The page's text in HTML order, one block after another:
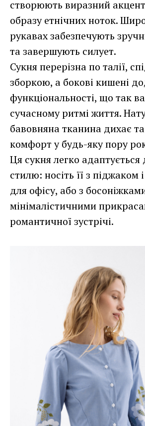
створюють виразний
образу етнічних ноток.
рукавах забезпечують
та завершують силует.
Сукня перерізна по талії,
зборкою, а бокові кишені
функціональності, що так
сучасному ритмі життя.
бавовняна тканина дихає
комфорт у будь-яку пору
Ця сукня легко
стилю: носіть її з піджаком
для офісу, або з
мінімалістичними
романтичної зустрічі.